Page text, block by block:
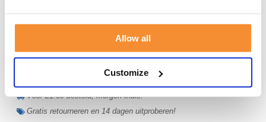
Allow all
Customize
35 jaar medische ervaring!
Voor 21:30 besteld, morgen thuis!
Gratis retourneren en 14 dagen uitproberen!